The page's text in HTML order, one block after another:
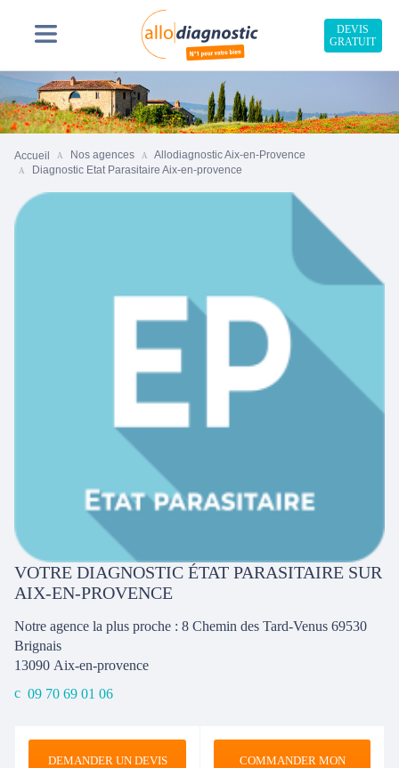
DEVIS
GRATUIT
Accueil Nos agences
Allodiagnostic Aix-en-Provence
Diagnostic Etat Parasitaire Aix-en-provence
VOTRE DIAGNOSTIC ÉTAT PARASITAIRE SUR
AIX-EN-PROVENCE
Notre agence la plus proche : 8 Chemin des Tard-Venus 69530
Brignais
13090 Aix-en-provence
09 70 69 01 06
DEMANDER UN DEVIS
COMMANDER MON